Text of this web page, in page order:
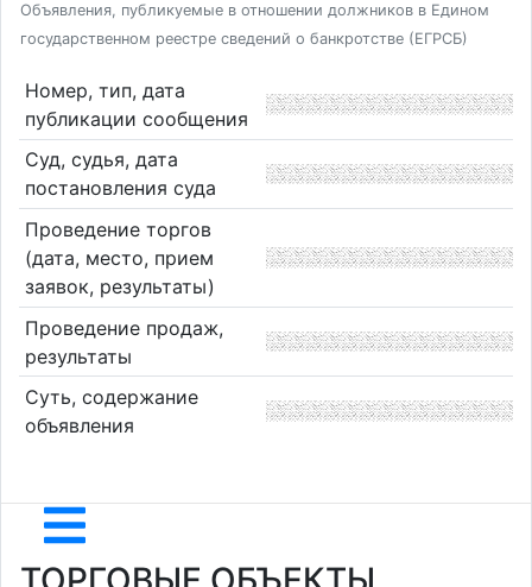
Объявления, публикуемые в отношении должников в Едином
государственном реестре сведений о банкротстве (ЕГРСБ)
Номер, тип, дата
публикации сообщения
Суд, судья, дата
постановления суда
Проведение торгов
(дата, место, прием
заявок, результаты)
Проведение продаж,
результаты
Суть, содержание
объявления